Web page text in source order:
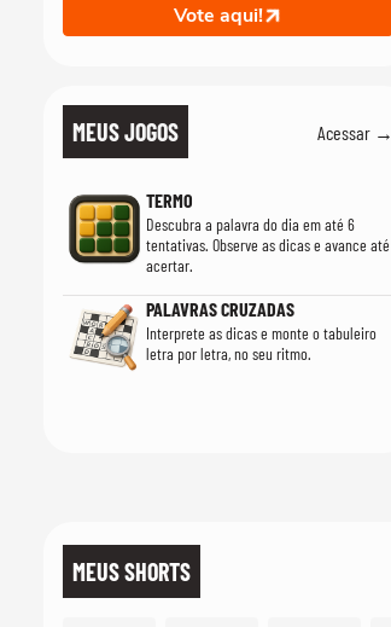
MEUS JOGOS Acessar →
TERMO
Descubra a palavra do dia em até 6
tentativas. Observe as dicas e avance até
acertar.
PALAVRAS CRUZADAS
Interprete as dicas e monte o tabuleiro
letra por letra, no seu ritmo.
MEUS SHORTS
Vote aqui!